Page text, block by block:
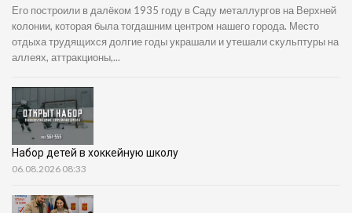
Его построили в далёком 1935 году в Саду металлургов на Верхней
колонии, которая была тогдашним центром нашего города. Место
отдыха трудящихся долгие годы украшали и утешали скульптуры на
аллеях, аттракционы,...
Набор детей в хоккейную школу
06.08.2026 08:33